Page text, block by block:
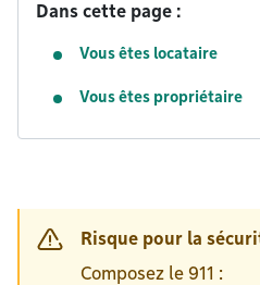
Dans cette page :
Vous êtes locataire
Vous êtes propriétaire
Risque pour la
Composez le 911 :